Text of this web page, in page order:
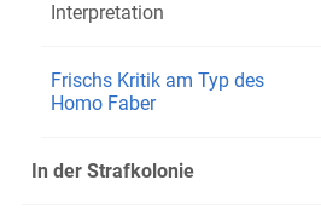
Interpretation
Frischs Kritik am Typ des
Homo Faber
In der Strafkolonie